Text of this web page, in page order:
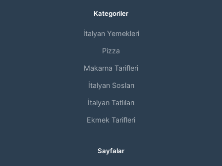
Kategoriler
İtalyan Yemekleri
Pizza
Makarna Tarifleri
İtalyan Sosları
İtalyan Tatlıları
Ekmek Tarifleri
Sayfalar